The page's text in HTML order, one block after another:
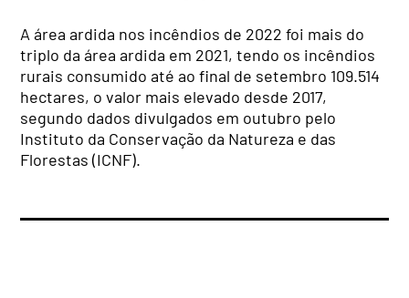
A área ardida nos incêndios de 2022 foi mais do
triplo da área ardida em 2021, tendo os incêndios
rurais consumido até ao final de setembro 109.514
hectares, o valor mais elevado desde 2017,
segundo dados divulgados em outubro pelo
Instituto da Conservação da Natureza e das
Florestas (ICNF).